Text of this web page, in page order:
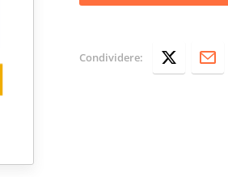
Condividere: